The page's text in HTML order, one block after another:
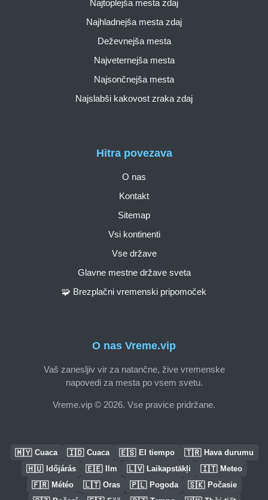
O nas Vreme.vip
Vaš zanesljiv vir za natančne, žive vremenske
napovedi za mesta po vsem svetu.
Vreme.vip © 2026. Vse pravice pridržane.
Hitra povezava
O nas
Kontakt
Sitemap
Vsi kontinenti
Vse države
Glavne mestne države sveta
🧩 Brezplačni vremenski pripomoček
Najtoplejša mesta zdaj
Najhladnejša mesta zdaj
Deževnejša mesta
Najveternejša mesta
Najsončnejša mesta
Najslabši kakovost zraka zdaj
🇲🇾 Cuaca 🇮🇩 Cuaca 🇪🇸 El tiempo 🇹🇷 Hava durumu
🇭🇺 Időjárás 🇪🇪 Ilm 🇱🇻 Laikapstākļi 🇮🇹 Meteo
🇫🇷 Météo 🇱🇹 Oras 🇵🇱 Pogoda 🇸🇰 Počasie